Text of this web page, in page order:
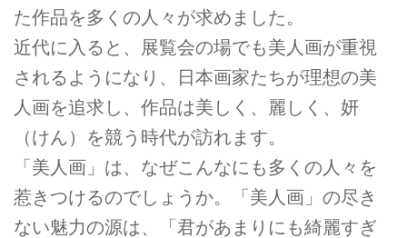
た作品を多くの人々が求めました。
近代に入ると、展覧会の場でも美人画が重視
されるようになり、日本画家たちが理想の美
人画を追求し、作品は美しく、麗しく、妍
（けん）を競う時代が訪れます。
「美人画」は、なぜこんなにも多くの人々を
惹きつけるのでしょうか。「美人画」の尽き
ない魅力の源は、「君があまりにも綺麗すぎ